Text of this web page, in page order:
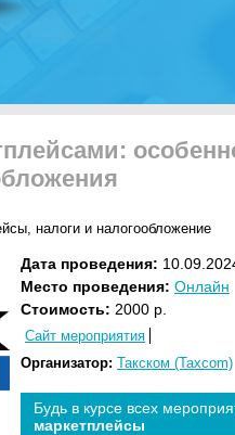
, налоги и налогообложение
Дата проведения:
Место проведения: Онлайн
Стоимость: 2000 р.
Сайт мероприятия
Организатор: Такском (Taxcom)
Будь в курсе всех
маркетплейсы